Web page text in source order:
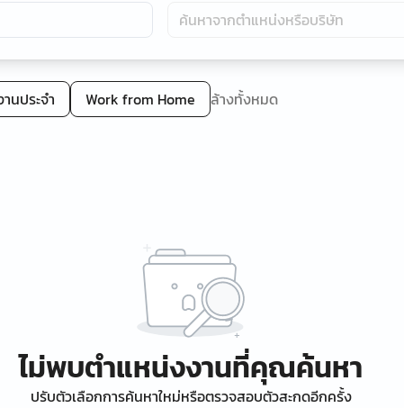
านประจำ Work from Home ล้างทั้งหมด
ไม่พบตำแหน่งงานที่คุณค้นหา
ปรับตัวเลือกการค้นหาใหม่หรือตรวจสอบตัวสะกดอีกครั้ง